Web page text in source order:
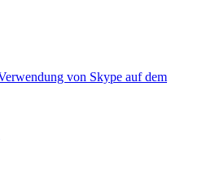
von Skype auf dem